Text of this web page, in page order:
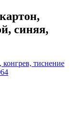
синяя,